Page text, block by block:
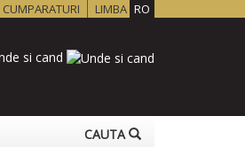
CUMPARATURI LIMBA RO
si cand
CAUTA